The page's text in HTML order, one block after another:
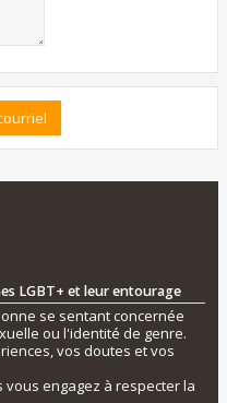
LGBT+ et leur entourage
se sentant concernée
ou l'identité de genre.
vos doutes et vos
engagez à respecter la